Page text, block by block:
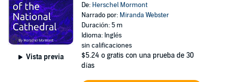
Vista previa
De: Herschel Mormont
Narrado por: Miranda Webster
Duración: 5 m
Idioma: Inglés
sin calificaciones
$5.24 o gratis con una prueba de 30
días